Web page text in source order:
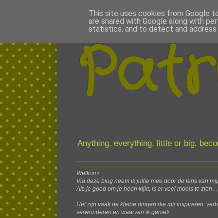
Anything, everything, little or big,
Welkom!
Via deze blog neem ik jullie mee door de lens van
Als je goed om je heen kijkt, is er veel moois te zien…
Het zijn vaak de kleine dingen die mij inspireren,
verwonderen en waarvan ik geniet!
This site uses cookies from Google
are shared with Google along with
statistics, and to detect and address